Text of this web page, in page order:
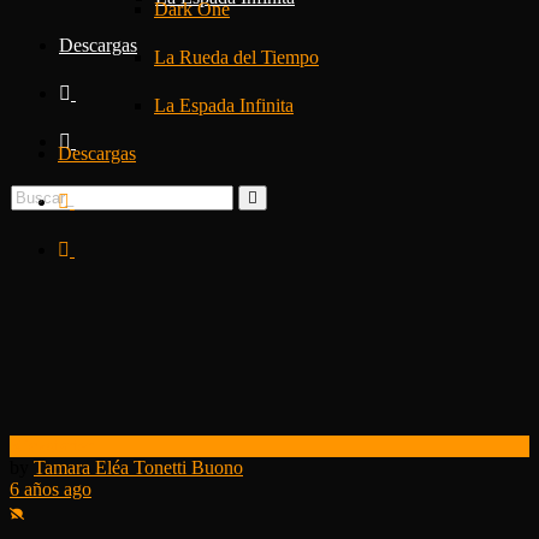
Descargas
Dark One
La Rueda del Tiempo
La Espada Infinita
Descargas
Tamara Eléa Tonetti Buono
6 años ago